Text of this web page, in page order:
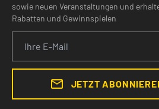
sowie neuen Veranstaltungen und
Rabatten und Gewinnspielen
JETZT